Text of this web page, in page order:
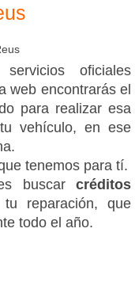
oficiales
web encontrarás el
para realizar esa
vehículo, en ese
tenemos para tí.
buscar créditos
reparación, que
todo el año.